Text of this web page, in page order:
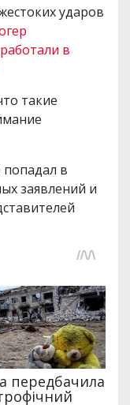
ударов
в
такие
в
заявлений и